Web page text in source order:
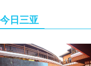
今日三亚